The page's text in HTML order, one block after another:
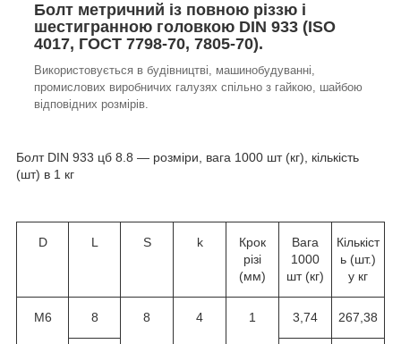
Болт метричний із повною різзю і
шестигранною головкою DIN 933 (ISO
4017, ГОСТ 7798-70, 7805-70).
Використовується в будівництві, машинобудуванні,
промислових виробничих галузях спільно з гайкою, шайбою
відповідних розмірів.
Болт DIN 933 цб 8.8 — розміри, вага 1000 шт (кг), кількість
(шт) в 1 кг
D L S k
Крок
різі
(мм)
Вага
1000
шт (кг)
Кількіст
ь (шт.)
у кг
M6 8 8 4 1 3,74 267,38